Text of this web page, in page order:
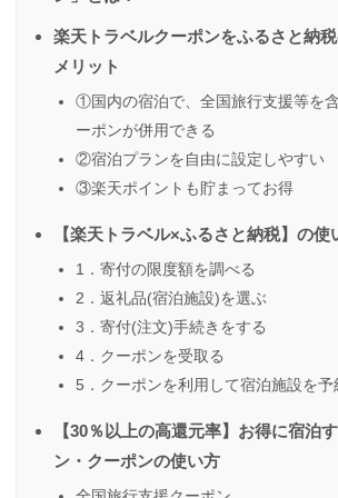
楽天トラベルクーポンをふるさと納
メリット
①国内の宿泊で、全国旅行支援等を
ーポンが併用できる
②宿泊プランを自由に設定しやすい
③楽天ポイントも貯まってお得
【楽天トラベル×ふるさと納税】の使
1．寄付の限度額を調べる
2．返礼品(宿泊施設)を選ぶ
3．寄付(注文)手続きをする
4．クーポンを受取る
5．クーポンを利用して宿泊施設を予
【30％以上の高還元率】お得に宿泊
ン・クーポンの使い方